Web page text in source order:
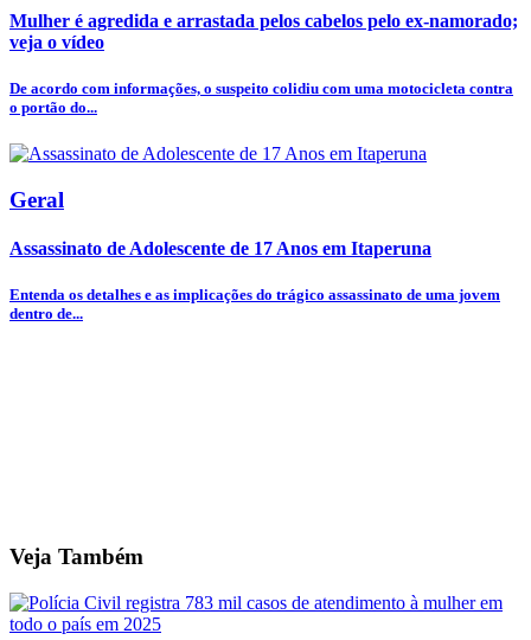
Mulher é agredida e arrastada pelos cabelos pelo ex-namorado;
veja o vídeo
De acordo com informações, o suspeito colidiu com uma motocicleta contra
o portão do...
Geral
Assassinato de Adolescente de 17 Anos em Itaperuna
Entenda os detalhes e as implicações do trágico assassinato de uma jovem
dentro de...
Veja Também